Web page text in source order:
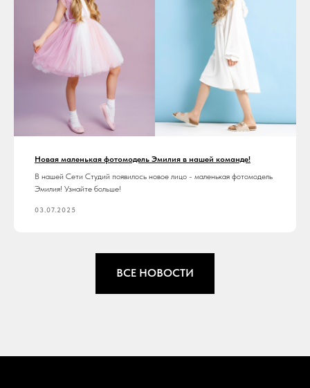
Новая маленькая фотомодель Эмилия в нашей команде!
В нашей Сети Студий появилось новое лицо - маленькая фотомодель
Эмилия! Узнайте больше!
03.07.2025
ВСЕ НОВОСТИ